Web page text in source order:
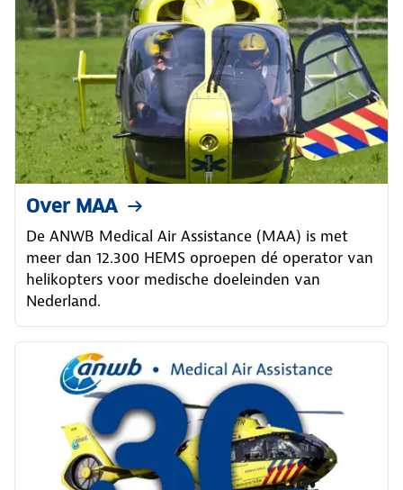
Over MAA
De ANWB Medical Air Assistance (MAA) is met
meer dan 12.300 HEMS oproepen dé operator van
helikopters voor medische doeleinden van
Nederland.